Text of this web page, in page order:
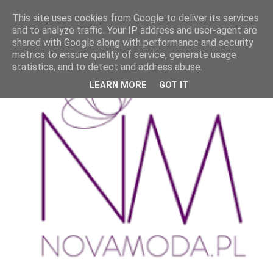
This site uses cookies from Google to deliver its services
and to analyze traffic. Your IP address and user-agent are
shared with Google along with performance and security
metrics to ensure quality of service, generate usage
statistics, and to detect and address abuse.
LEARN MORE GOT IT